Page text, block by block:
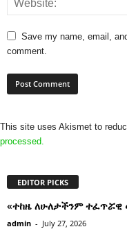
Save my name, email,
comment.
This site uses Akismet to
processed.
EDITOR PICKS
«ተከዜ ለሁለታችንም ተፈጥሯዊ
admin - July 27, 2026